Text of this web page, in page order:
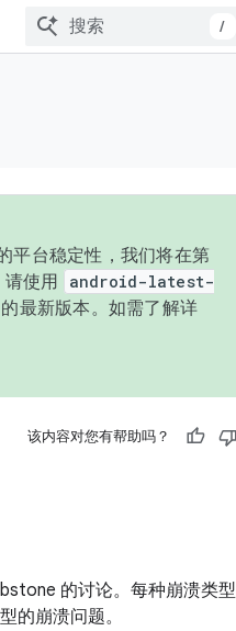
/
平台稳定性，我们将在第
使用
android-latest-
最新版本。如需了解详
该内容对您有帮助吗？
的讨论。每种崩溃类型
的崩溃问题。